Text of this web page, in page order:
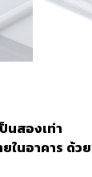
นสองเท่า
ในอาคาร ด้ว